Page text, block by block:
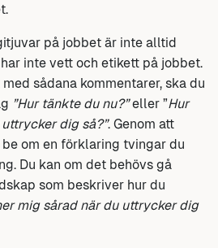
på jobbet är inte alltid
inte vett och etikett på jobbet.
sådana kommentarer, ska du
”Hur tänkte du nu?”eller ”Hur
dig så?”. Genom att
om en förklaring tvingar du
Du kan om det behövs gå
som beskriver hur du
mig sårad när du uttrycker dig